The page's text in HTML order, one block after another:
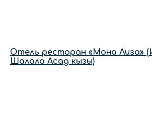
Отель ресторан «Мона Лиза»
Шалала Асад кызы)